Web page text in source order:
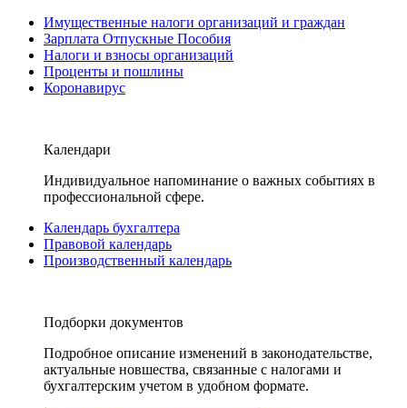
Имущественные налоги организаций и граждан
Зарплата Отпускные Пособия
Налоги и взносы организаций
Проценты и пошлины
Коронавирус
Календари
Индивидуальное напоминание о важных событиях в
профессиональной сфере.
Календарь бухгалтера
Правовой календарь
Производственный календарь
Подборки документов
Подробное описание изменений в законодательстве,
актуальные новшества, связанные с налогами и
бухгалтерским учетом в удобном формате.